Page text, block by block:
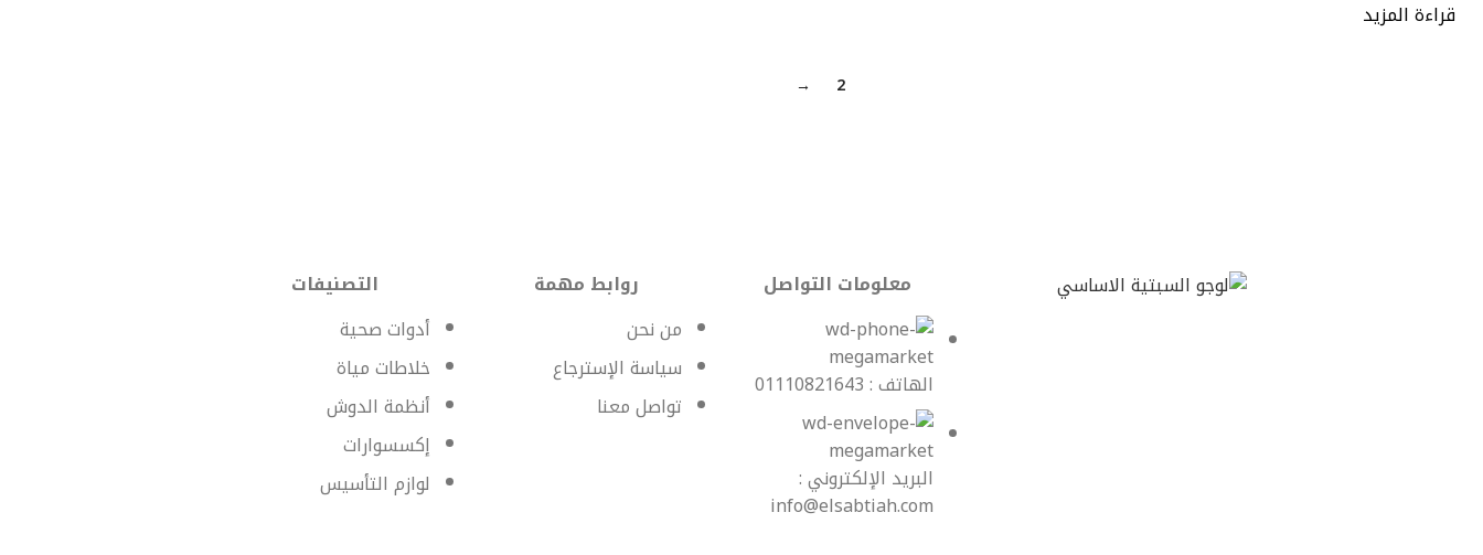
قراءة المزيد
2
→
معلومات التواصل
الهاتف : 01110821643
البريد الإلكتروني :
info@elsabtiah.com
روابط مهمة
من نحن
سياسة الإسترجاع
تواصل معنا
التصنيفات
أدوات صحية
خلاطات مياة
أنظمة الدوش
إكسسوارات
لوازم التأسيس